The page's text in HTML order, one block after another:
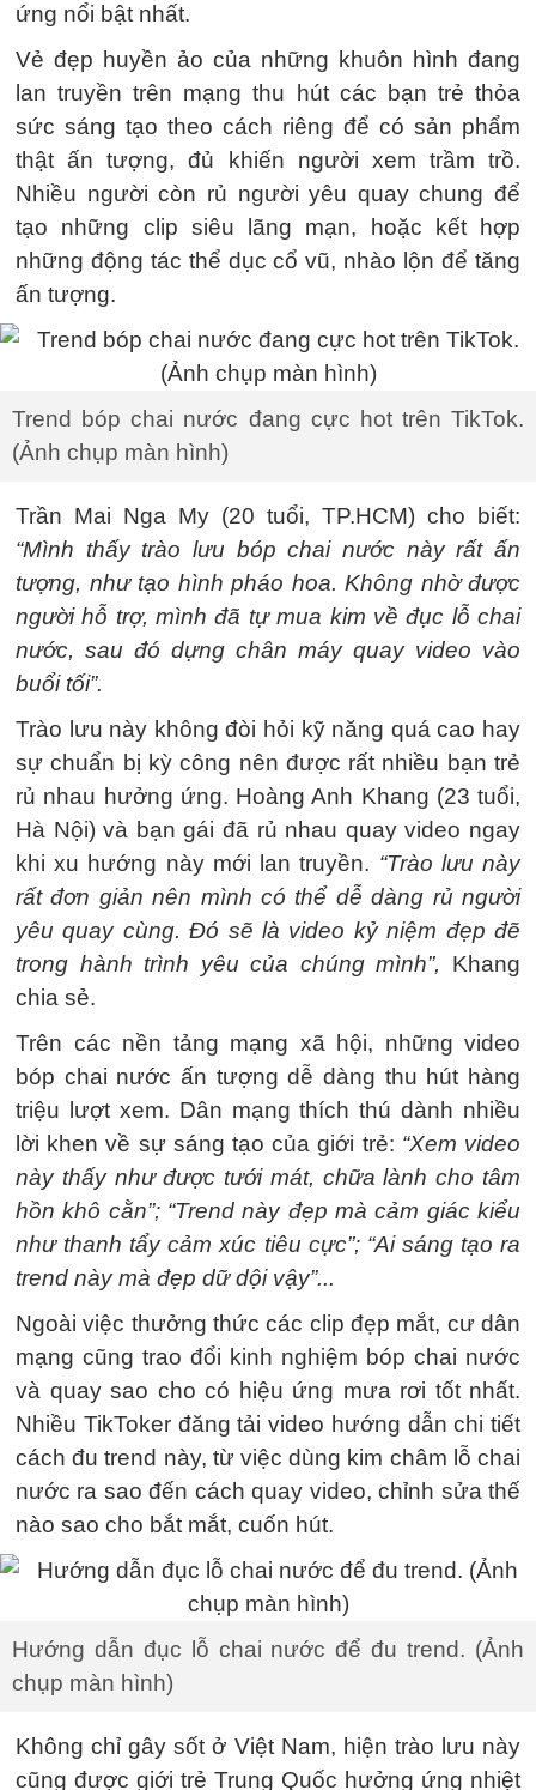
ứng nổi bật nhất.
Vẻ đẹp huyền ảo của những khuôn hình đang
lan truyền trên mạng thu hút các bạn trẻ thỏa
sức sáng tạo theo cách riêng để có sản phẩm
thật ấn tượng, đủ khiến người xem trầm trồ.
Nhiều người còn rủ người yêu quay chung để
tạo những clip siêu lãng mạn, hoặc kết hợp
những động tác thể dục cổ vũ, nhào lộn để tăng
ấn tượng.
Trend bóp chai nước đang cực hot trên TikTok.
(Ảnh chụp màn hình)
Trần Mai Nga My (20 tuổi, TP.HCM) cho biết:
“Mình thấy trào lưu bóp chai nước này rất ấn
tượng, như tạo hình pháo hoa. Không nhờ được
người hỗ trợ, mình đã tự mua kim về đục lỗ chai
nước, sau đó dựng chân máy quay video vào
buổi tối”.
Trào lưu này không đòi hỏi kỹ năng quá cao hay
sự chuẩn bị kỳ công nên được rất nhiều bạn trẻ
rủ nhau hưởng ứng. Hoàng Anh Khang (23 tuổi,
Hà Nội) và bạn gái đã rủ nhau quay video ngay
khi xu hướng này mới lan truyền. “Trào lưu này
rất đơn giản nên mình có thể dễ dàng rủ người
yêu quay cùng. Đó sẽ là video kỷ niệm đẹp đẽ
trong hành trình yêu của chúng mình”, Khang
chia sẻ.
Trên các nền tảng mạng xã hội, những video
bóp chai nước ấn tượng dễ dàng thu hút hàng
triệu lượt xem. Dân mạng thích thú dành nhiều
lời khen về sự sáng tạo của giới trẻ: “Xem video
này thấy như được tưới mát, chữa lành cho tâm
hồn khô cằn”; “Trend này đẹp mà cảm giác kiểu
như thanh tẩy cảm xúc tiêu cực”; “Ai sáng tạo ra
trend này mà đẹp dữ dội vậy”...
Ngoài việc thưởng thức các clip đẹp mắt, cư dân
mạng cũng trao đổi kinh nghiệm bóp chai nước
và quay sao cho có hiệu ứng mưa rơi tốt nhất.
Nhiều TikToker đăng tải video hướng dẫn chi tiết
cách đu trend này, từ việc dùng kim châm lỗ chai
nước ra sao đến cách quay video, chỉnh sửa thế
nào sao cho bắt mắt, cuốn hút.
Hướng dẫn đục lỗ chai nước để đu trend. (Ảnh
chụp màn hình)
Không chỉ gây sốt ở Việt Nam, hiện trào lưu này
cũng được giới trẻ Trung Quốc hưởng ứng nhiệt